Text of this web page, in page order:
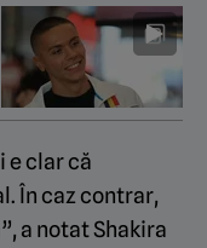
e clar că
În caz contrar,
a notat Shakira